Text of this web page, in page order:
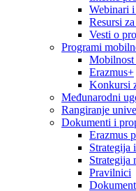
Webinari
Resursi
Vesti o
Programi
Mobilnost
Erazmus+
Konkursi
Međunarodni
Rangiranje
Dokumenti i
Erazmus
Strategija
Strategija
Pravilnici